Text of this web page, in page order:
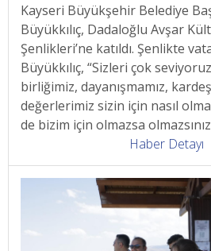
Kayseri Büyükşehir Belediye
Büyükkılıç, Dadaloğlu Avşar
Şenlikleri’ne katıldı. Şenlikte
Büyükkılıç, “Sizleri çok
birliğimiz, dayanışmamız,
değerlerimiz sizin için nasıl
de bizim için olmazsa
Haber Detayı